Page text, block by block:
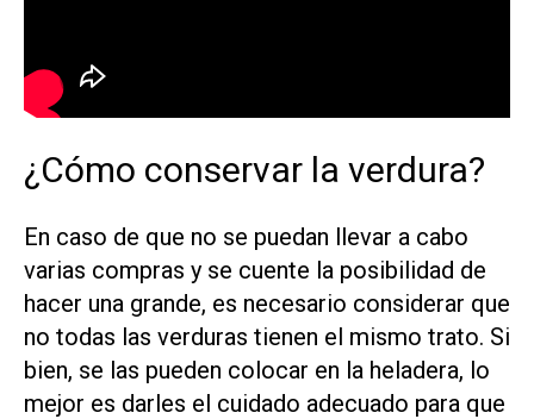
¿Cómo conservar la verdura?
En caso de que no se puedan llevar a cabo
varias compras y se cuente la posibilidad de
hacer una grande, es necesario considerar que
no todas las verduras tienen el mismo trato. Si
bien, se las pueden colocar en la heladera, lo
mejor es darles el cuidado adecuado para que